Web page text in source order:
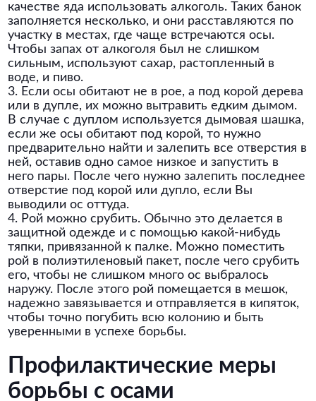
качестве яда использовать алкоголь. Таких банок
заполняется несколько, и они расставляются по
участку в местах, где чаще встречаются осы.
Чтобы запах от алкоголя был не слишком
сильным, используют сахар, растопленный в
воде, и пиво.
3. Если осы обитают не в рое, а под корой дерева
или в дупле, их можно вытравить едким дымом.
В случае с дуплом используется дымовая шашка,
если же осы обитают под корой, то нужно
предварительно найти и залепить все отверстия в
ней, оставив одно самое низкое и запустить в
него пары. После чего нужно залепить последнее
отверстие под корой или дупло, если Вы
выводили ос оттуда.
4. Рой можно срубить. Обычно это делается в
защитной одежде и с помощью какой-нибудь
тяпки, привязанной к палке. Можно поместить
рой в полиэтиленовый пакет, после чего срубить
его, чтобы не слишком много ос выбралось
наружу. После этого рой помещается в мешок,
надежно завязывается и отправляется в кипяток,
чтобы точно погубить всю колонию и быть
уверенными в успехе борьбы.
Профилактические меры
борьбы с осами